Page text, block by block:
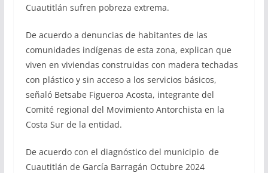
Cuautitlán sufren pobreza extrema.
De acuerdo a denuncias de habitantes de las
comunidades indígenas de esta zona, explican que
viven en viviendas construidas con madera techadas
con plástico y sin acceso a los servicios básicos,
señaló Betsabe Figueroa Acosta, integrante del
Comité regional del Movimiento Antorchista en la
Costa Sur de la entidad.
De acuerdo con el diagnóstico del municipio de
Cuautitlán de García Barragán Octubre 2024